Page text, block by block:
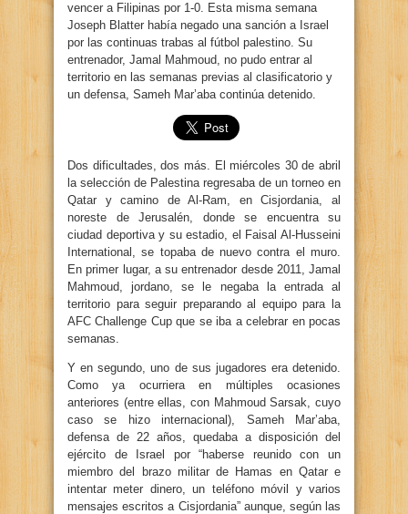
vencer a Filipinas por 1-0. Esta misma semana
Joseph Blatter había negado una sanción a Israel
por las continuas trabas al fútbol palestino. Su
entrenador, Jamal Mahmoud, no pudo entrar al
territorio en las semanas previas al clasificatorio y
un defensa, Sameh Mar’aba continúa detenido.
Dos dificultades, dos más. El miércoles 30 de abril
la selección de Palestina regresaba de un torneo en
Qatar y camino de Al-Ram, en Cisjordania, al
noreste de Jerusalén, donde se encuentra su
ciudad deportiva y su estadio, el Faisal Al-Husseini
International, se topaba de nuevo contra el muro.
En primer lugar, a su entrenador desde 2011, Jamal
Mahmoud, jordano, se le negaba la entrada al
territorio para seguir preparando al equipo para la
AFC Challenge Cup que se iba a celebrar en pocas
semanas.
Y en segundo, uno de sus jugadores era detenido.
Como ya ocurriera en múltiples ocasiones
anteriores (entre ellas, con Mahmoud Sarsak, cuyo
caso se hizo internacional), Sameh Mar’aba,
defensa de 22 años, quedaba a disposición del
ejército de Israel por “haberse reunido con un
miembro del brazo militar de Hamas en Qatar e
intentar meter dinero, un teléfono móvil y varios
mensajes escritos a Cisjordania” aunque, según las